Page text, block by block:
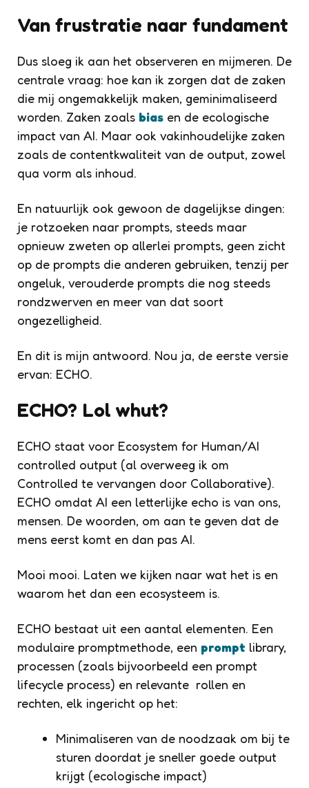
Van frustratie naar fundament
Dus sloeg ik aan het observeren en mijmeren. De
centrale vraag: hoe kan ik zorgen dat de zaken
die mij ongemakkelijk maken, geminimaliseerd
worden. Zaken zoals bias en de ecologische
impact van AI. Maar ook vakinhoudelijke zaken
zoals de contentkwaliteit van de output, zowel
qua vorm als inhoud.
En natuurlijk ook gewoon de dagelijkse dingen:
je rotzoeken naar prompts, steeds maar
opnieuw zweten op allerlei prompts, geen zicht
op de prompts die anderen gebruiken, tenzij per
ongeluk, verouderde prompts die nog steeds
rondzwerven en meer van dat soort
ongezelligheid.
En dit is mijn antwoord. Nou ja, de eerste versie
ervan: ECHO.
ECHO? Lol whut?
ECHO staat voor Ecosystem for Human/AI
controlled output (al overweeg ik om
Controlled te vervangen door Collaborative).
ECHO omdat AI een letterlijke echo is van ons,
mensen. De woorden, om aan te geven dat de
mens eerst komt en dan pas AI.
Mooi mooi. Laten we kijken naar wat het is en
waarom het dan een ecosysteem is.
ECHO bestaat uit een aantal elementen. Een
modulaire promptmethode, een prompt library,
processen (zoals bijvoorbeeld een prompt
lifecycle process) en relevante rollen en
rechten, elk ingericht op het:
Minimaliseren van de noodzaak om bij te
sturen doordat je sneller goede output
krijgt (ecologische impact)